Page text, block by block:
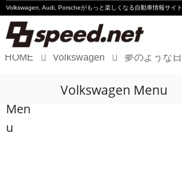
Volkswagen, Audi, Porscheがもっと楽しくなる自動車情報サイト
Audi
HOME Volkswagen
Men
u
Volkswagen Menu